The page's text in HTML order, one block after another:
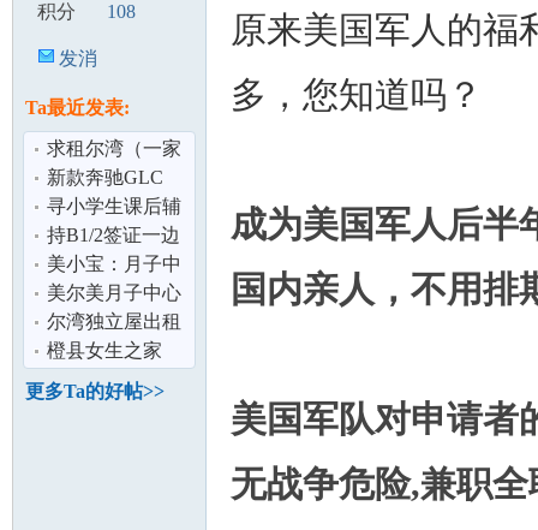
积分 108
发消
Ta最近发表:
求租尔湾（一家
三口,6月入住）
新款奔驰GLC
$900/月,含全保及
雨伞险
寻小学生课后辅
导在尔湾
持B1/2签证一边
让孩子在美国上
学一边找机会
美小宝：月子中
心都在洛杉矶？
美尔美月子中心
尔湾独立屋出租
橙县女生之家
（dog friendly）
更多Ta的好帖>>
原来美国军人的福
多，您知道吗？
成为美国军人后半
国内亲人，不用排
美国军队对申请者
无战争危险,兼职